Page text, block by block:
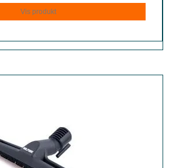
Vis produkt